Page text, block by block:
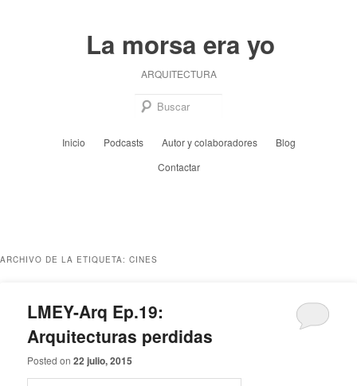
La morsa era yo
ARQUITECTURA
Inicio Podcasts Autor y colaboradores
Blog
Contactar
ARCHIVO DE LA ETIQUETA: CINES
LMEY-Arq Ep.19:
Arquitecturas perdidas
Posted on22 julio, 2015